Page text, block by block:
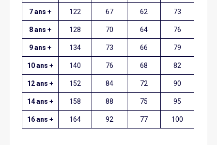
7 ans + 122 67 62 73
8 ans + 128 70 64 76
9 ans + 134 73 66 79
10 ans + 140 76 68 82
12 ans + 152 84 72 90
14 ans + 158 88 75 95
16 ans + 164 92 77 100